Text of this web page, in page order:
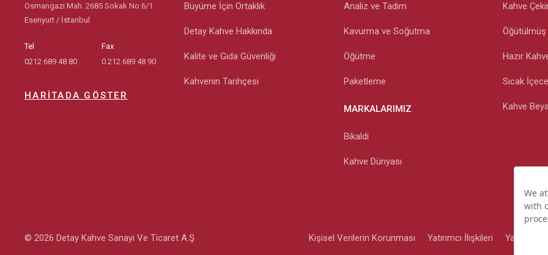
Osmangazi Mah. 2685 Sokak No:6/1
Esenyurt / İstanbul
Tel
0212 689 48 80
Fax
0 212 689 48 90
HARITADA GÖSTER
Büyüme İçin Ortaklık
Detay Kahve Hakkında
Kalite ve Gıda Güvenliği
Kahvenin Tarihçesi
Analiz ve Tadım
Kavurma ve Soğutma
Öğütme
Paketleme
MARKALARIMIZ
Bikaldi
Kahve Dünyası
Kahve
Öğütülmüş
Hazır
Sıcak
Kahve
Kişisel Verilerin Korunması Yatırımcı İlişkileri Yasal
© 2026 Detay Kahve Sanayi Ve Ticaret A.Ş